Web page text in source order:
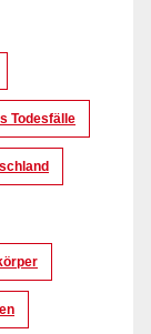
Todesfälle